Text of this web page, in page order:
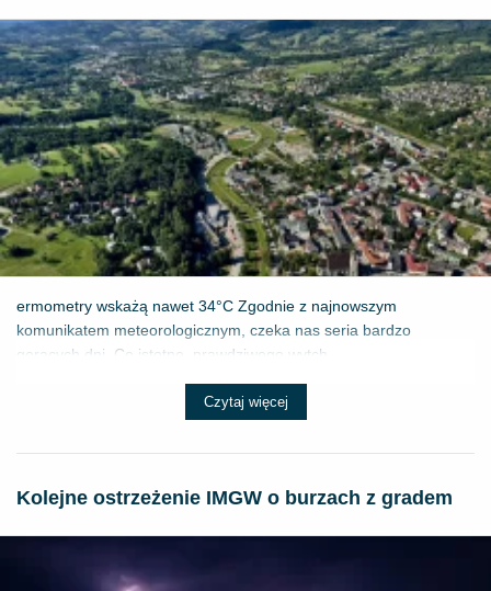
ermometry wskażą nawet 34°C Zgodnie z najnowszym
komunikatem meteorologicznym, czeka nas seria bardzo
gorących dni. Co istotne, prawdziwego wytch...
Czytaj więcej
Kolejne ostrzeżenie IMGW o burzach z gradem